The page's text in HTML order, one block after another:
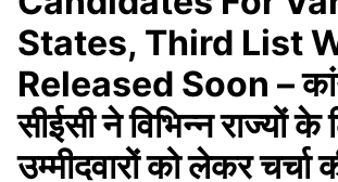
States, Third List
Released Soon –
सीईसी ने विभिन्न राज्यों के
उम्मीदवारों को लेकर चर्चा